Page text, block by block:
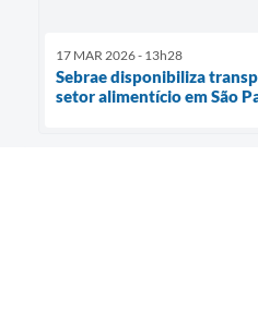
17 MAR 2026 - 13h28
Sebrae disponibiliza
setor alimentício em São